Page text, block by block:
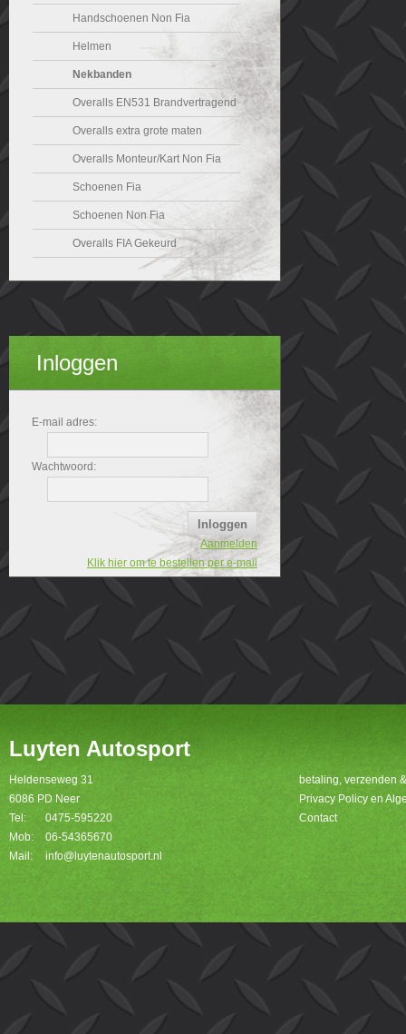
Handschoenen Non Fia
Helmen
Nekbanden
Overalls EN531 Brandvertragend
Overalls extra grote maten
Overalls Monteur/Kart Non Fia
Schoenen Fia
Schoenen Non Fia
Overalls FIA Gekeurd
Inloggen
E-mail adres:
Wachtwoord:
Aanmelden
Klik hier om te bestellen per e-mail
Luyten Autosport
Heldenseweg 31
6086 PD Neer
Tel:
0475-595220
Mob:
06-54365670
Mail:
info@luytenautosport.nl
betaling, verzenden
Privacy Policy en
Contact